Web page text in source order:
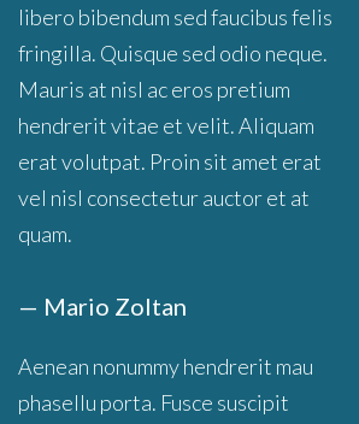
libero bibendum sed faucibus felis
fringilla. Quisque sed odio neque.
Mauris at nisl ac eros pretium
hendrerit vitae et velit. Aliquam
erat volutpat. Proin sit amet erat
vel nisl consectetur auctor et at
quam.
Mario Zoltan
Aenean nonummy hendrerit mau
phasellu porta. Fusce suscipit